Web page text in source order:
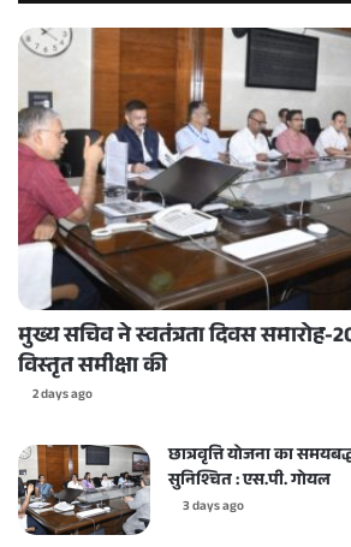
मुख्य सचिव ने स्वतंत्रता दिवस समारोह-
विस्तृत समीक्षा की
2 days ago
छात्रवृत्ति योजना का
सुनिश्चित : एस.पी. गोयल
3 days ago